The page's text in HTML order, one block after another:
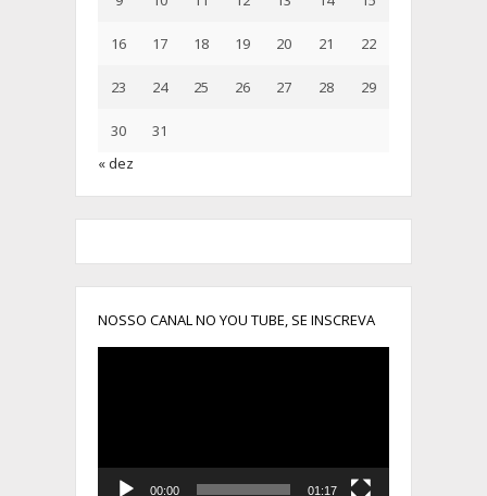
16 17 18 19 20 21 22
23 24 25 26 27 28 29
30
31
« dez
NOSSO CANAL NO YOU TUBE, SE INSCREVA
00:00 01:17